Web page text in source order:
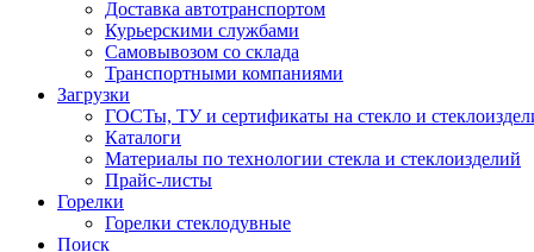
Доставка автотранспортом
Курьерскими службами
Самовывозом со склада
Транспортными компаниями
Загрузки
ГОСТы, ТУ и сертификаты на стекло и
Каталоги
Материалы по технологии стекла и стеклоизделий
Прайс-листы
Горелки
Горелки стеклодувные
Поиск